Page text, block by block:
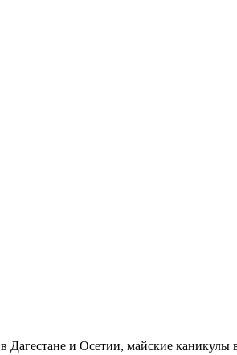
в Дагестане и Осетии, майские